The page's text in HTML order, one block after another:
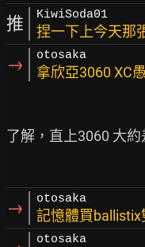
推 KiwiSoda01
捏一下上今天那
→ otosaka
拿欣亞3060 XC
了解，直上3060 大
→ otosaka
記憶體買
otosaka